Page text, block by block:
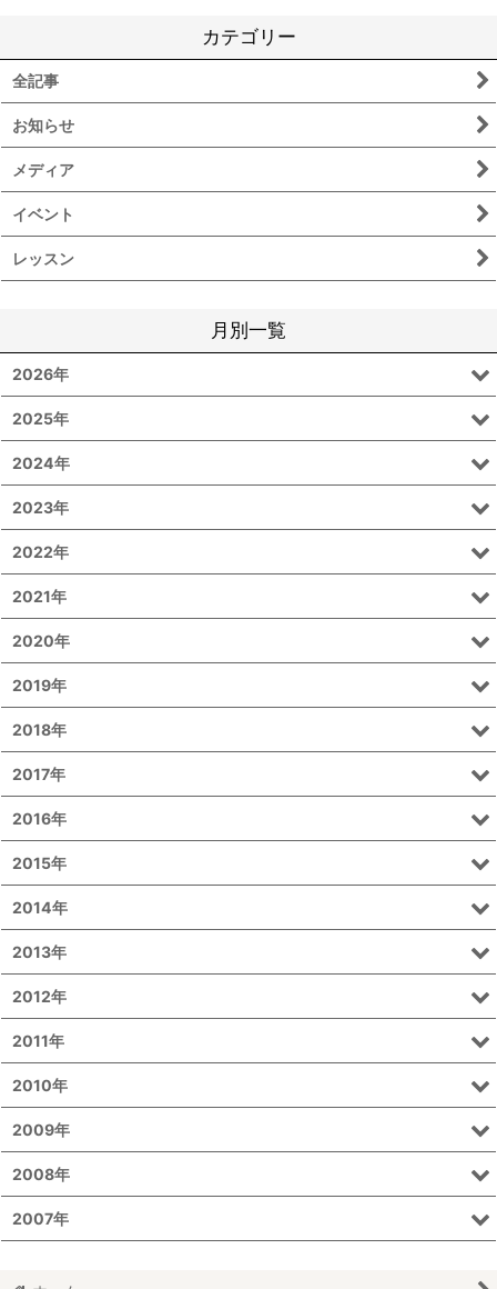
カテゴリー
全記事
お知らせ
メディア
イベント
レッスン
月別一覧
2026年
2025年
2024年
2023年
2022年
2021年
2020年
2019年
2018年
2017年
2016年
2015年
2014年
2013年
2012年
2011年
2010年
2009年
2008年
2007年